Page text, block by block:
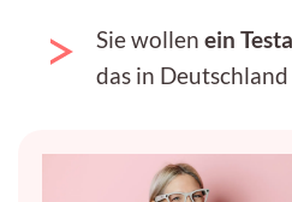
Sie wollen ein
das in